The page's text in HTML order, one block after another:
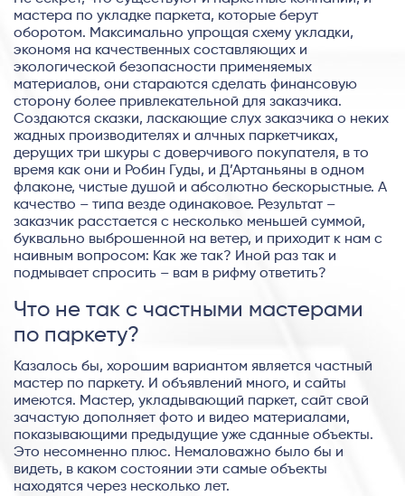
мастера по укладке паркета, которые берут
оборотом. Максимально упрощая схему укладки,
экономя на качественных составляющих и
экологической безопасности применяемых
материалов, они стараются сделать финансовую
сторону более привлекательной для заказчика.
Создаются сказки, ласкающие слух заказчика о неких
жадных производителях и алчных паркетчиках,
дерущих три шкуры с доверчивого покупателя, в то
время как они и Робин Гуды, и Д’Артаньяны в одном
флаконе, чистые душой и абсолютно бескорыстные. А
качество – типа везде одинаковое. Результат –
заказчик расстается с несколько меньшей суммой,
буквально выброшенной на ветер, и приходит к нам с
наивным вопросом: Как же так? Иной раз так и
подмывает спросить – вам в рифму ответить?
Что не так с частными мастерами
по паркету?
Казалось бы, хорошим вариантом является частный
мастер по паркету. И объявлений много, и сайты
имеются. Мастер, укладывающий паркет, сайт свой
зачастую дополняет фото и видео материалами,
показывающими предыдущие уже сданные объекты.
Это несомненно плюс. Немаловажно было бы и
видеть, в каком состоянии эти самые объекты
находятся через несколько лет.